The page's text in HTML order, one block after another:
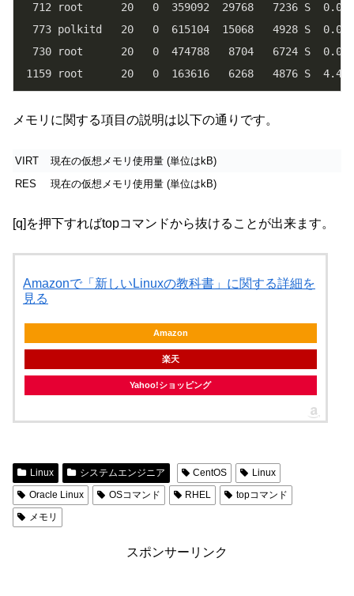
712 root      20   0  359092  29768   7236 S  0.0
773 polkitd   20   0  615104  15068   4928 S  0.0
730 root      20   0  474788   8704   6724 S  0.0
1159 root      20   0  163616   6268   4876 S  4.4
メモリに関する項目の説明は以下の通りです。
VIRT
現在の仮想メモリ使用量 (単位はkB)
RES
現在の仮想メモリ使用量 (単位はkB)
[q]を押下すればtopコマンドから抜けることが出来ます。
Amazonで「新しいLinuxの教科書」に関する詳細を
見る
Amazon
楽天
Yahoo!ショッピング
Linux システムエンジニア CentOS
Linux
Oracle Linux
OSコマンド RHEL
topコマンド
メモリ
スポンサーリンク